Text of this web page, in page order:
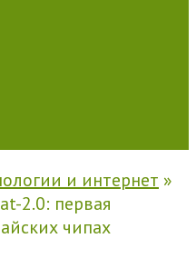
и интернет »
2.0: первая
чипах